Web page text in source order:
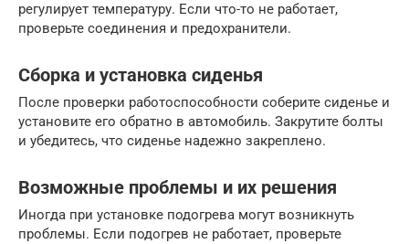
регулирует температуру. Если что-то не работает,
проверьте соединения и предохранители.
Сборка и установка сиденья
После проверки работоспособности соберите сиденье и
установите его обратно в автомобиль. Закрутите болты
и убедитесь, что сиденье надежно закреплено.
Возможные проблемы и их решения
Иногда при установке подогрева могут возникнуть
проблемы. Если подогрев не работает, проверьте